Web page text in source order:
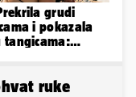
grudi
i pokazala
tangicama:
ruke